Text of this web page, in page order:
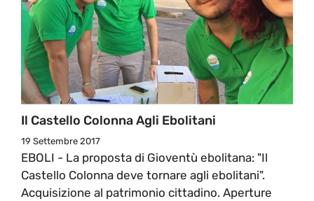
Il Castello Colonna Agli Ebolitani
19 Settembre 2017
EBOLI - La proposta di Gioventù ebolitana: "Il
Castello Colonna deve tornare agli ebolitani".
Acquisizione al patrimonio cittadino. Aperture